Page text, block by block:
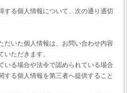
する個人情報について、次の通り適切
だいた個人情報は、お問い合わせ内容
いただきます。
いる場合や法令で認められている場合
する個人情報を第三者へ提供すること